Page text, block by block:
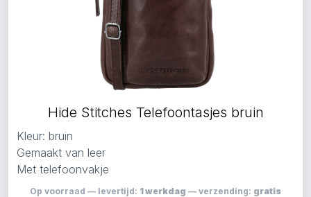
Hide Stitches Telefoontasjes bruin
Kleur: bruin
Gemaakt van leer
Met telefoonvakje
Op voorraad — levertijd: 1 werkdag — verzending: gratis